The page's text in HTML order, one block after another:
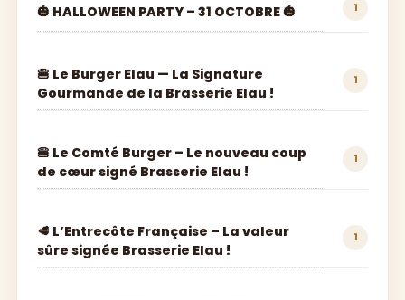
🎃 HALLOWEEN PARTY – 31 OCTOBRE 🎃 1
🍔 Le Burger Elau — La Signature
Gourmande de la Brasserie Elau !
1
🍔 Le Comté Burger – Le nouveau coup
de cœur signé Brasserie Elau !
1
🥩 L’Entrecôte Française – La valeur
sûre signée Brasserie Elau !
1